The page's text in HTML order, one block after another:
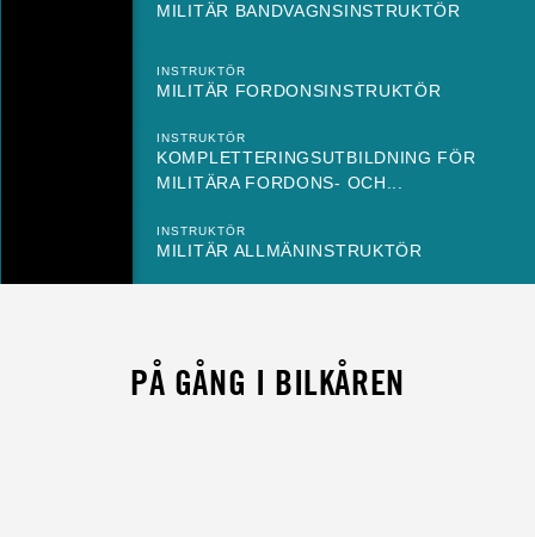
MILITÄR BANDVAGNSINSTRUKTÖR
INSTRUKTÖR
MILITÄR FORDONSINSTRUKTÖR
INSTRUKTÖR
KOMPLETTERINGSUTBILDNING FÖR
MILITÄRA FORDONS- OCH...
INSTRUKTÖR
MILITÄR ALLMÄNINSTRUKTÖR
PÅ GÅNG I BILKÅREN